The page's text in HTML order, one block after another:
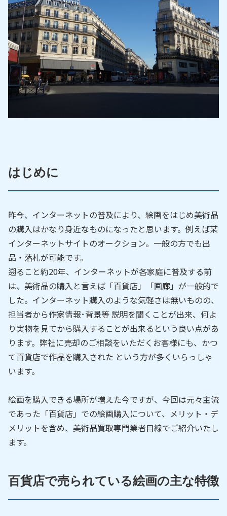
はじめに
昨今、インターネットの普及により、絵画をはじめ美術品
の購入はかなり身近なものになったと思います。例えば某
インターネットサイトのオークション。一般の方でも出
品・落札が可能です。
遡ること約20年、インターネットが各家庭に普及する前
は、美術品の購入と言えば「百貨店」「画廊」が一般的で
した。インターネット購入のような気軽さは無いものの、
担当者から作家情報･背景等 説明を聞くことが出来、何よ
り実物を見てから購入することが出来るという良い点があ
ります。弊社に売却のご相談をいただくお客様にも、かつ
て百貨店で作品を購入された という方が多くいらっしゃ
います。
絵画を購入できる場所が増えた今ですが、今回は元々主流
であった「百貨店」での絵画購入について、メリット・デ
メリットを含め、美術品買取専門業者目線でご紹介いたし
ます。
百貨店で売られている絵画の主な特徴